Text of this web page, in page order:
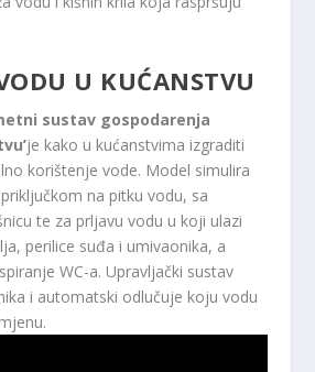
U KUĆANSTVU
sustav gospodarenja
je kako u kućanstvima izgraditi
korištenje vode. Model simulira
na pitku vodu, sa
te za prljavu vodu u koji ulazi
perilice suđa i umivaonika, a
WC-a. Upravljački sustav
i automatski odlučuje koju vodu